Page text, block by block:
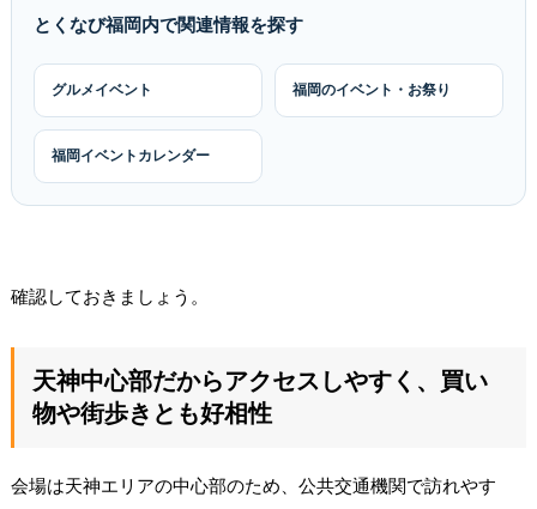
とくなび福岡内で関連情報を探す
グルメイベント 福岡のイベント・お祭り
福岡イベントカレンダー
確認しておきましょう。
天神中心部だからアクセスしやすく、買い
物や街歩きとも好相性
会場は天神エリアの中心部のため、公共交通機関で訪れやす